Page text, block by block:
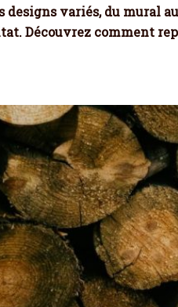
designs variés, du mural
Découvrez comment